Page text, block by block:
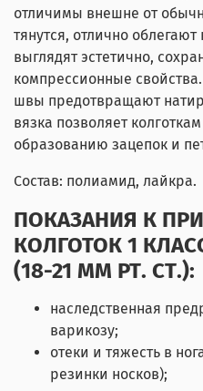
отличимы внешне от
тянутся, отлично
выглядят эстетично,
компрессионные
швы предотвращают
вязка позволяет
образованию зацепок и
Состав: полиамид, лайкра.
ПОКАЗАНИЯ К
КОЛГОТОК 1
(18-21 ММ РТ. СТ.):
наследственная
варикозу;
отеки и тяжесть в
резинки носков);